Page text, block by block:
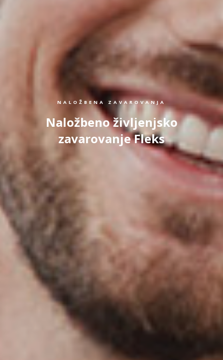
NALOŽBENA ZAVAROVANJA
Naložbeno življenjsko
zavarovanje Fleks